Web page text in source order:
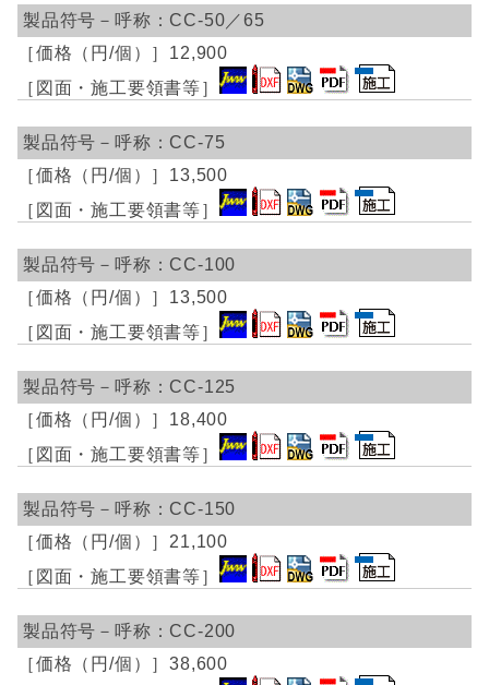
CC-50／65
12,900
CC-75
13,500
CC-100
13,500
CC-125
18,400
CC-150
21,100
CC-200
38,600